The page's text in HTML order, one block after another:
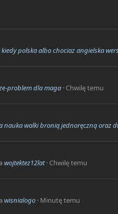
kiedy polska albo chociaz angielska
problem dla maga Chwilę temu
nauka walki bronią jednoręczną oraz
wojtektez12lat Chwilę temu
wisnialogo Minutę temu